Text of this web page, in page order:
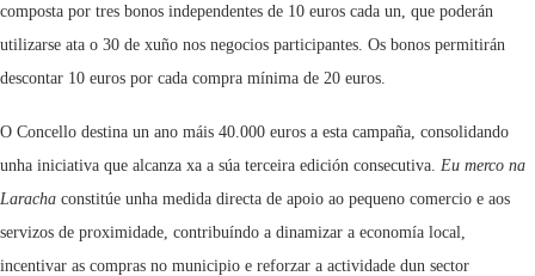
composta por tres bonos independentes de 10 euros cada un, que poderán
utilizarse ata o 30 de xuño nos negocios participantes. Os bonos permitirán
descontar 10 euros por cada compra mínima de 20 euros.
O Concello destina un ano máis 40.000 euros a esta campaña, consolidando
unha iniciativa que alcanza xa a súa terceira edición consecutiva. Eu merco na
Laracha constitúe unha medida directa de apoio ao pequeno comercio e aos
servizos de proximidade, contribuíndo a dinamizar a economía local,
incentivar as compras no municipio e reforzar a actividade dun sector